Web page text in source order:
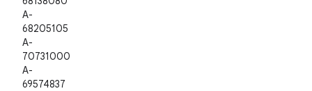
A-
68205105
A-
70731000
A-
69574837